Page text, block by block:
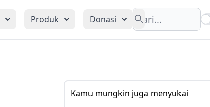
Produk Donasi
Search
Kamu mungkin juga menyukai